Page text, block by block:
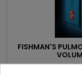
FISHMAN'S